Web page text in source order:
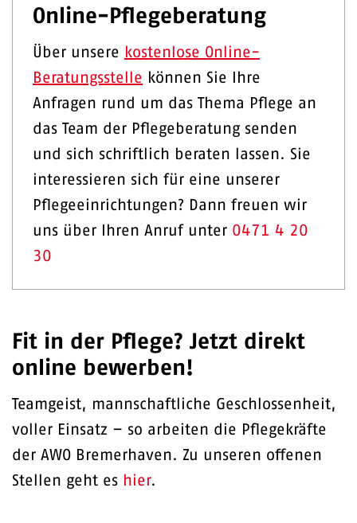
Online-Pflegeberatung
Über unsere kostenlose Online-
Beratungsstelle können Sie Ihre
Anfragen rund um das Thema Pflege an
das Team der Pflegeberatung senden
und sich schriftlich beraten lassen. Sie
interessieren sich für eine unserer
Pflegeeinrichtungen? Dann freuen wir
uns über Ihren Anruf unter 0471 4 20
30
Fit in der Pflege? Jetzt direkt
online bewerben!
Teamgeist, mannschaftliche Geschlossenheit,
voller Einsatz – so arbeiten die Pflegekräfte
der AWO Bremerhaven. Zu unseren offenen
Stellen geht es hier.